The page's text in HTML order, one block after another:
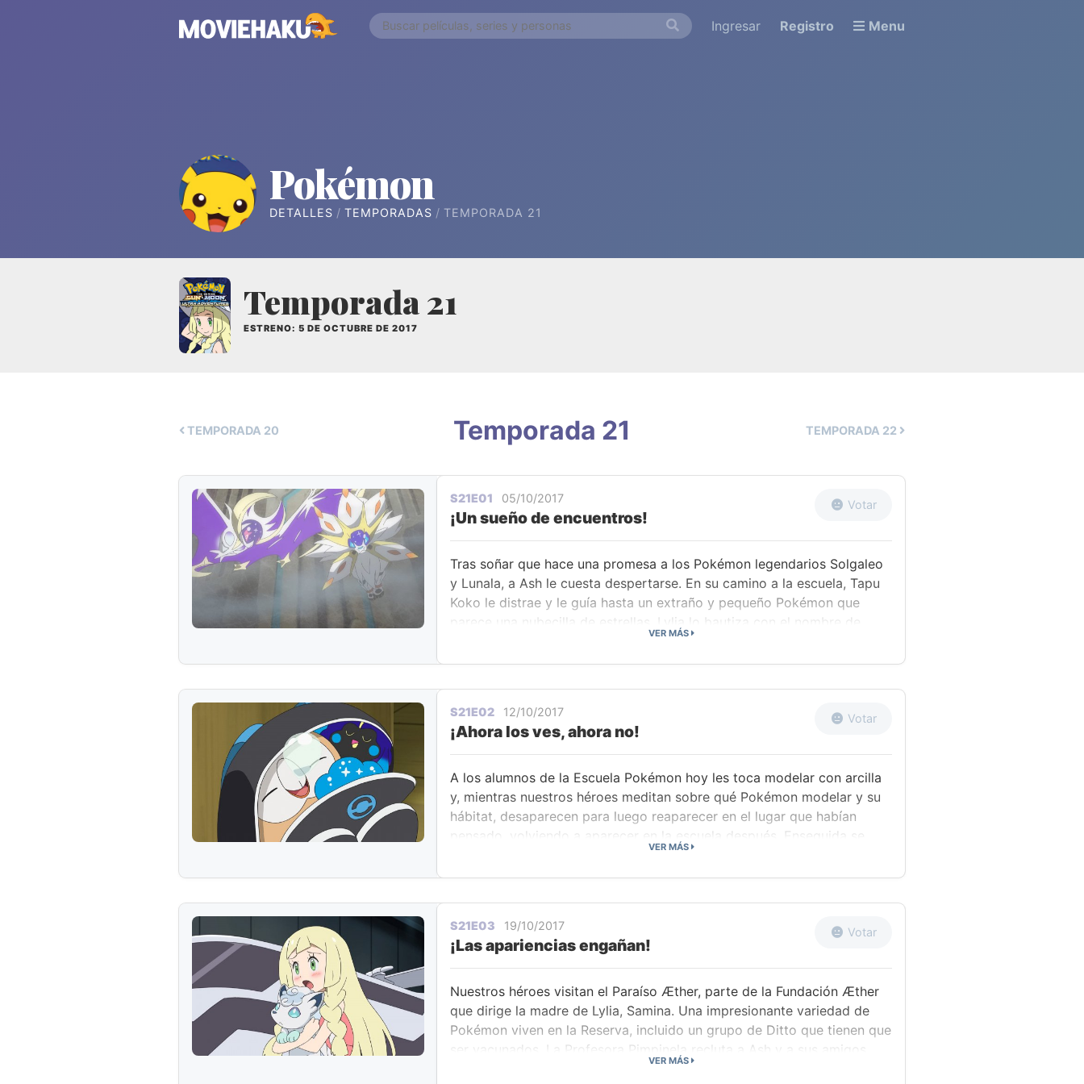
Ingresar Registro Menu
Pokémon
DETALLES TEMPORADAS TEMPORADA 21
Temporada 21
ESTRENO: 5 DE OCTUBRE DE 2017
TEMPORADA 20 Temporada 21 TEMPORADA 22
S21E01 05/10/2017
¡Un sueño de encuentros!
Votar
Tras soñar que hace una promesa a los Pokémon legendarios Solgaleo
y Lunala, a Ash le cuesta despertarse. En su camino a la escuela, Tapu
Koko le distrae y le guía hasta un extraño y pequeño Pokémon que
parece una nubecilla de estrellas. Lylia lo bautiza con el nombre de
Nebulilla, y Ash recuerda el sueño. Prometió cuidar de él. Esto atrae la
atención de la madre de Lylia, Samina, presidenta de la Fundación
firme intención de cumplir su promesa, así que de momento la
identidad de Nebulilla es todo un misterio.
VER MÁS
S21E02 12/10/2017
¡Ahora los ves, ahora no!
Votar
A los alumnos de la Escuela Pokémon hoy les toca modelar con arcilla
y, mientras nuestros héroes meditan sobre qué Pokémon modelar y su
hábitat, desaparecen para luego reaparecer en el lugar que habían
pensado, volviendo a aparecer en la escuela después. Enseguida se
percatan de que Nebulilla ha usado Teletransporte para llevarlos hasta
los lugares y los Pokémon en los que estaban pensando. Mientras
vuelve con Ash él solito. Tras visitar Ash y Pikachu los lugares en los
que antes habían estado los demás, algo queda muy claro: ¡y es que
Nebulilla está madurando!
VER MÁS
S21E03 19/10/2017
¡Las apariencias engañan!
Votar
Nuestros héroes visitan el Paraíso Æther, parte de la Fundación Æther
que dirige la madre de Lylia, Samina. Una impresionante variedad de
Pokémon viven en la Reserva, incluido un grupo de Ditto que tienen que
ser vacunados. La Profesora Pimpinela recluta a Ash y a sus amigos
para que le ayuden con las vacunas, mientras Samina está ocupada al
VER MÁS